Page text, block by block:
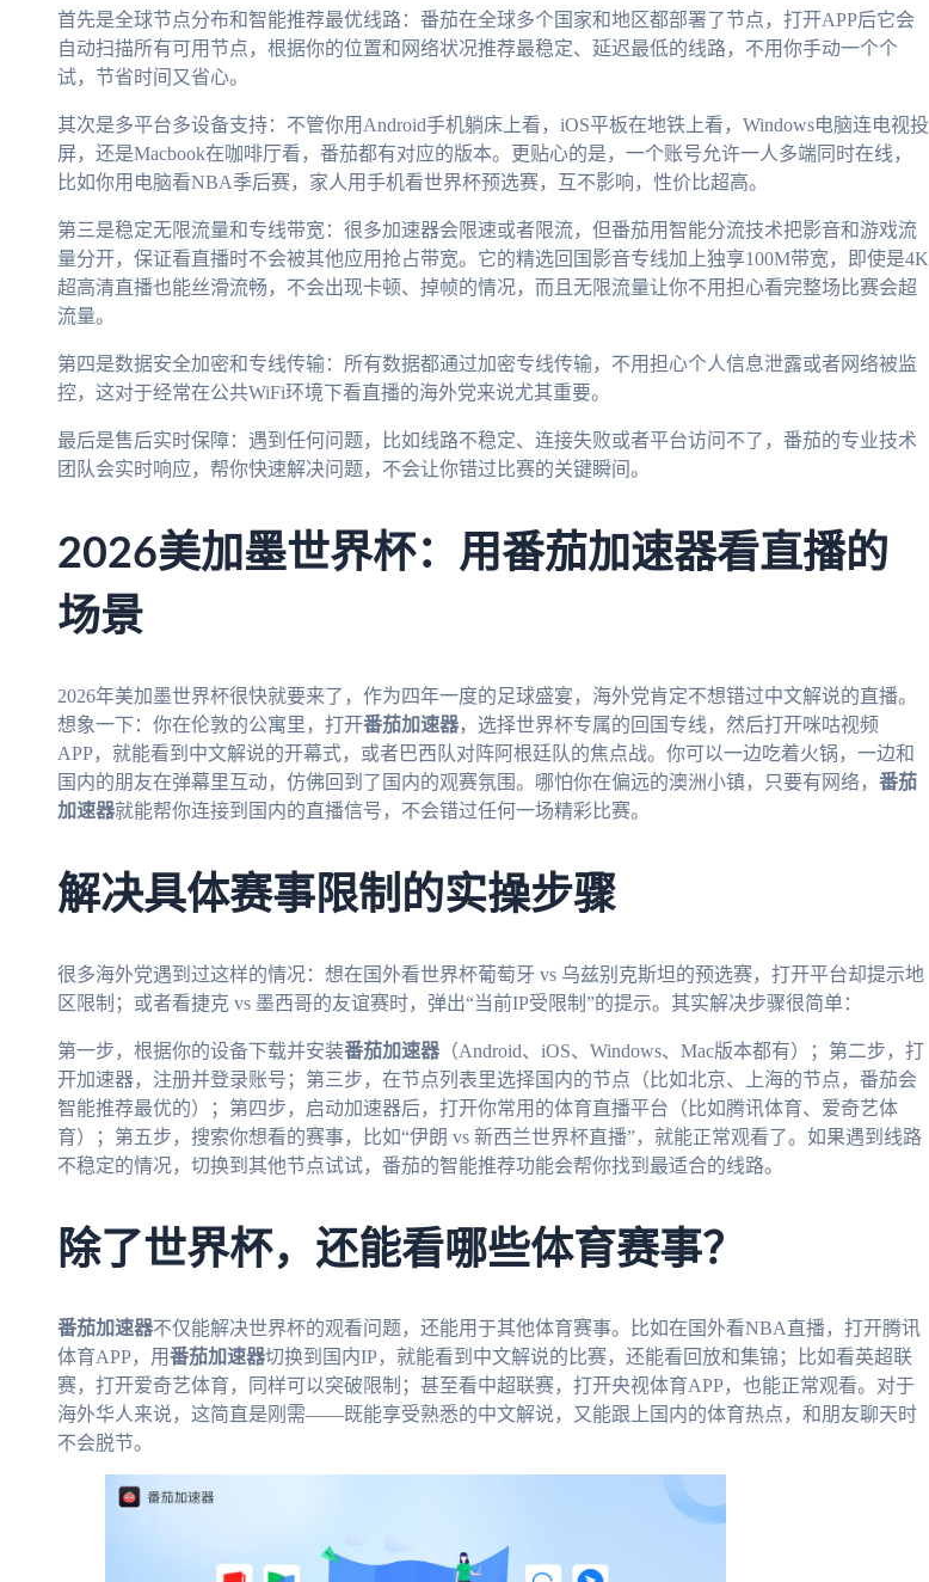
首先是全球节点分布和智能推荐最优线路：番茄在全球多个国家和地区都部署了节点，打开APP后它会
自动扫描所有可用节点，根据你的位置和网络状况推荐最稳定、延迟最低的线路，不用你手动一个个
试，节省时间又省心。
其次是多平台多设备支持：不管你用Android手机躺床上看，iOS平板在地铁上看，Windows电脑连电视投
屏，还是Macbook在咖啡厅看，番茄都有对应的版本。更贴心的是，一个账号允许一人多端同时在线，
比如你用电脑看NBA季后赛，家人用手机看世界杯预选赛，互不影响，性价比超高。
第三是稳定无限流量和专线带宽：很多加速器会限速或者限流，但番茄用智能分流技术把影音和游戏流
量分开，保证看直播时不会被其他应用抢占带宽。它的精选回国影音专线加上独享100M带宽，即使是4K
超高清直播也能丝滑流畅，不会出现卡顿、掉帧的情况，而且无限流量让你不用担心看完整场比赛会超
流量。
第四是数据安全加密和专线传输：所有数据都通过加密专线传输，不用担心个人信息泄露或者网络被监
控，这对于经常在公共WiFi环境下看直播的海外党来说尤其重要。
最后是售后实时保障：遇到任何问题，比如线路不稳定、连接失败或者平台访问不了，番茄的专业技术
团队会实时响应，帮你快速解决问题，不会让你错过比赛的关键瞬间。
2026美加墨世界杯：用番茄加速器看直播的
场景
2026年美加墨世界杯很快就要来了，作为四年一度的足球盛宴，海外党肯定不想错过中文解说的直播。
想象一下：你在伦敦的公寓里，打开番茄加速器，选择世界杯专属的回国专线，然后打开咪咕视频
APP，就能看到中文解说的开幕式，或者巴西队对阵阿根廷队的焦点战。你可以一边吃着火锅，一边和
国内的朋友在弹幕里互动，仿佛回到了国内的观赛氛围。哪怕你在偏远的澳洲小镇，只要有网络， 番茄
加速器就能帮你连接到国内的直播信号，不会错过任何一场精彩比赛。
解决具体赛事限制的实操步骤
很多海外党遇到过这样的情况：想在国外看世界杯葡萄牙 vs 乌兹别克斯坦的预选赛，打开平台却提示地
区限制；或者看捷克 vs 墨西哥的友谊赛时，弹出“当前IP受限制”的提示。其实解决步骤很简单：
第一步，根据你的设备下载并安装番茄加速器（Android、iOS、Windows、Mac版本都有）；第二步，打
开加速器，注册并登录账号；第三步，在节点列表里选择国内的节点（比如北京、上海的节点，番茄会
智能推荐最优的）；第四步，启动加速器后，打开你常用的体育直播平台（比如腾讯体育、爱奇艺体
育）；第五步，搜索你想看的赛事，比如“伊朗 vs 新西兰世界杯直播”，就能正常观看了。如果遇到线路
不稳定的情况，切换到其他节点试试，番茄的智能推荐功能会帮你找到最适合的线路。
除了世界杯，还能看哪些体育赛事？
番茄加速器不仅能解决世界杯的观看问题，还能用于其他体育赛事。比如在国外看NBA直播，打开腾讯
体育APP，用番茄加速器切换到国内IP，就能看到中文解说的比赛，还能看回放和集锦；比如看英超联
赛，打开爱奇艺体育，同样可以突破限制；甚至看中超联赛，打开央视体育APP，也能正常观看。对于
海外华人来说，这简直是刚需——既能享受熟悉的中文解说，又能跟上国内的体育热点，和朋友聊天时
不会脱节。